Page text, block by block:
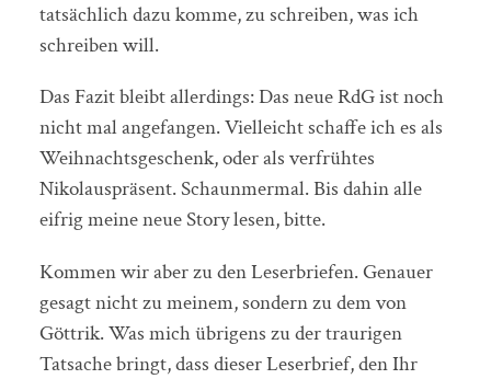
tatsächlich dazu komme, zu schreiben, was ich
schreiben will.
Das Fazit bleibt allerdings: Das neue RdG ist noch
nicht mal angefangen. Vielleicht schaffe ich es als
Weihnachtsgeschenk, oder als verfrühtes
Nikolauspräsent. Schaunmermal. Bis dahin alle
eifrig meine neue Story lesen, bitte.
Kommen wir aber zu den Leserbriefen. Genauer
gesagt nicht zu meinem, sondern zu dem von
Göttrik. Was mich übrigens zu der traurigen
Tatsache bringt, dass dieser Leserbrief, den Ihr